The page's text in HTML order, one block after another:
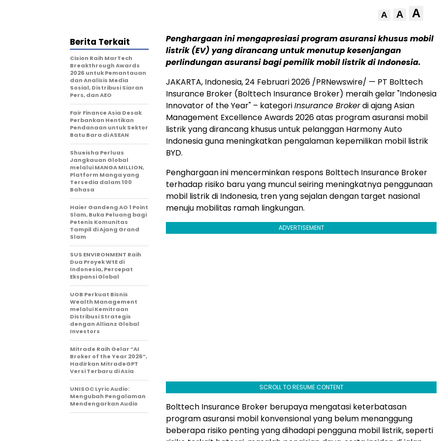
A A A
Penghargaan ini mengapresiasi program asuransi khusus mobil
listrik (EV) yang dirancang untuk menutup kesenjangan
perlindungan asuransi bagi pemilik mobil listrik di Indonesia.
JAKARTA, Indonesia, 24 Februari 2026 /PRNewswire/ — PT Bolttech
Insurance Broker (Bolttech Insurance Broker) meraih gelar "Indonesia
Innovator of the Year" – kategoriInsurance Brokerdi ajang Asian
Management Excellence Awards 2026 atas program asuransi mobil
listrik yang dirancang khusus untuk pelanggan Harmony Auto
Indonesia guna meningkatkan pengalaman kepemilikan mobil listrik
BYD.
Penghargaan ini mencerminkan respons Bolttech Insurance Broker
terhadap risiko baru yang muncul seiring meningkatnya penggunaan
mobil listrik di Indonesia, tren yang sejalan dengan target nasional
menuju mobilitas ramah lingkungan.
ADVERTISEMENT
SCROLL TO RESUME CONTENT
Bolttech Insurance Broker berupaya mengatasi keterbatasan
program asuransi mobil konvensional yang belum menanggung
beberapa risiko penting yang dihadapi pengguna mobil listrik, seperti
Berita Terkait
Cision Raih MarTech
Breakthrough Awards
2026 untuk Pemantauan
dan Analisis Media
Sosial, Distribusi Siaran
Pers, dan AEO
Fair Finance Asia Desak
Perbankan Hentikan
Pendanaan untuk Sektor
Batu Bara di ASEAN
Shueisha Perluas
Jangkauan Global
melalui MANGA MILLION,
Platform Manga yang
Tersedia dalam 100
Bahasa
Haier Gandeng AO 1 Point
Slam, Buka Peluang bagi
Petenis Komunitas
Tampil di Ajang Grand
Slam
SUS ENVIRONMENT Raih
Dua Proyek WtE di
Indonesia, Percepat
Ekspansi Global
UOB Perkuat Bisnis
Wealth Management
melalui Kemitraan
Distribusi Strategis
dengan Allianz Global
Investors
Mitrade Raih Gelar “AI
Broker of the Year 2026”,
Hadirkan MitradeGPT
Versi Terbaru di Asia
UNISOC Lyric Audio:
Mengubah Pengalaman
Mendengarkan Audio